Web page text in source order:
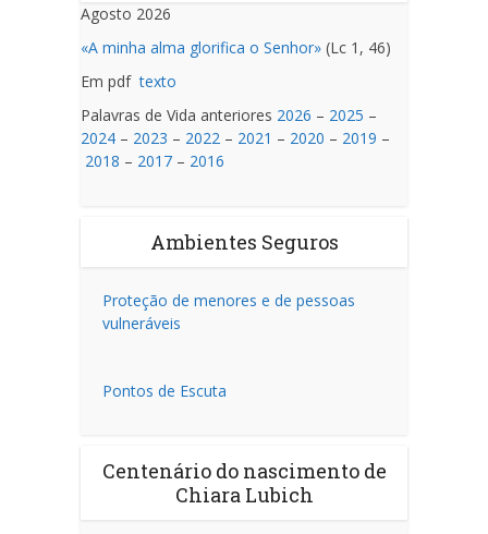
Agosto 2026
«A minha alma glorifica o Senhor» (Lc 1, 46)
Em pdftexto
Palavras de Vida anteriores 2026 – 2025 –
2024 – 2023 – 2022 – 2021 – 2020 – 2019 –
2018 – 2017 – 2016
Ambientes Seguros
Proteção de menores e de pessoas
vulneráveis
Pontos de Escuta
Centenário do nascimento de
Chiara Lubich